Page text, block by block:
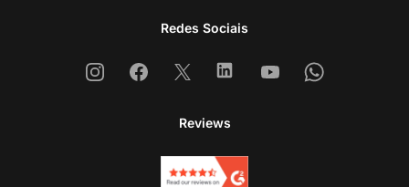
Redes Sociais
InstagramFacebook
X LinkedinYoutubeWhatsapp
Reviews